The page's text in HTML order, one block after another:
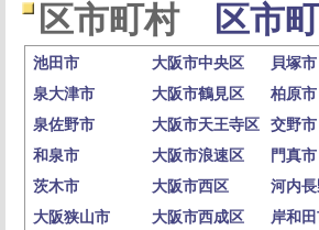
区市町村
区市
池田市 大阪市中央区 貝塚市
泉大津市
大阪市鶴見区 柏原市
泉佐野市
大阪市天王寺区 交野市
和泉市
大阪市浪速区 門真市
茨木市
大阪市西区 河内
大阪狭山市
大阪市西成区 岸和